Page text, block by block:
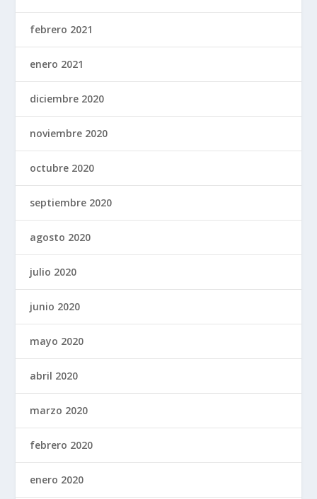
febrero 2021
enero 2021
diciembre 2020
noviembre 2020
octubre 2020
septiembre 2020
agosto 2020
julio 2020
junio 2020
mayo 2020
abril 2020
marzo 2020
febrero 2020
enero 2020